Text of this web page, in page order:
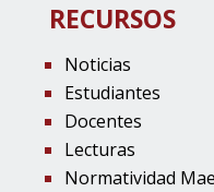
RECURSOS
Noticias
Estudiantes
Docentes
Lecturas
Normatividad